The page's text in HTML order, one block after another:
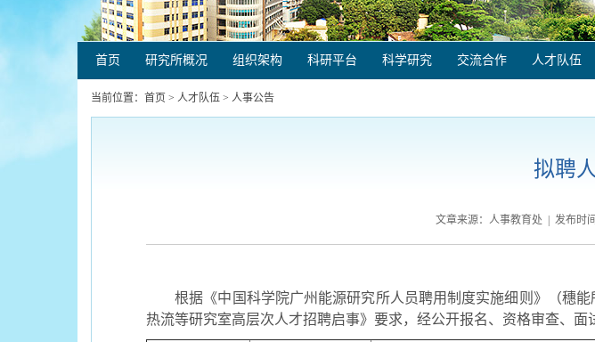
首页 研究所概况 组织架构 科研平台 科学研究 交流合作 人才队伍
当前位置： 首页 > 人才队伍 > 人事公告
拟聘
文章来源：人事教育处 | 发布时
根据《中国科学院广州能源研究所人员聘用制度实施细则》（穗能
热流等研究室高层次人才招聘启事》要求，经公开报名、资格审查、